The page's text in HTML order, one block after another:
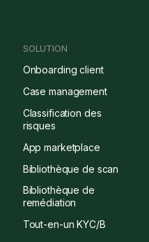
SOLUTION
Onboarding client
Case management
Classification des
risques
App marketplace
Bibliothèque de scan
Bibliothèque de
remédiation
Tout-en-un KYC/B